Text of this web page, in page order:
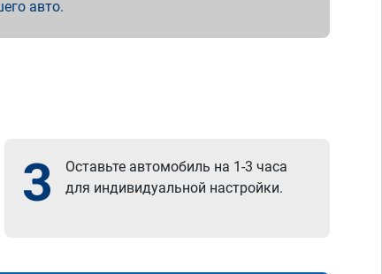
авто.
3
Оставьте автомобиль на 1-3 часа
для индивидуальной настройки.